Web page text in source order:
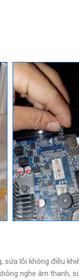
lỗi không điều
nghe âm thanh,